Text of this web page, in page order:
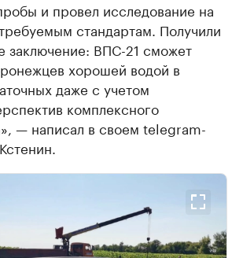
и провел исследование на
стандартам. Получили
заключение: ВПС-21 сможет
хорошей водой в
даже с учетом
комплексного
— написал в своем telegram-